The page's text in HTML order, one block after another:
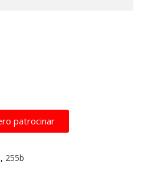
patrocinar
, 255b